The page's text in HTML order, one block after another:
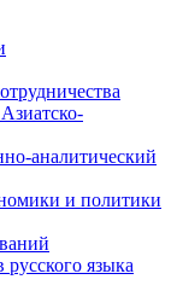
аналитический
и политики
языка